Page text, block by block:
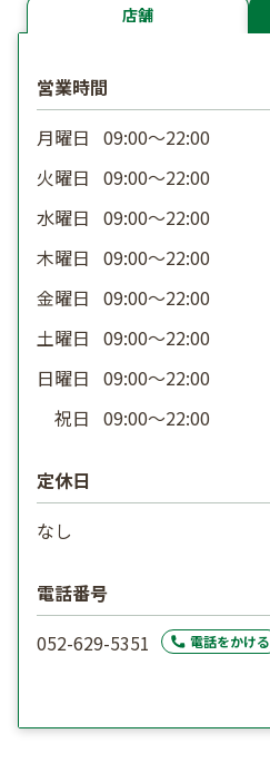
店舗
営業時間
月曜日 09:00〜22:00
火曜日 09:00〜22:00
水曜日 09:00〜22:00
木曜日 09:00〜22:00
金曜日 09:00〜22:00
土曜日 09:00〜22:00
日曜日 09:00〜22:00
祝日 09:00〜22:00
定休日
なし
電話番号
052-629-5351
電話をかける